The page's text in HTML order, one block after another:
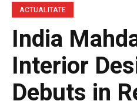
ACTUALITATE
India
Interior
Debuts in